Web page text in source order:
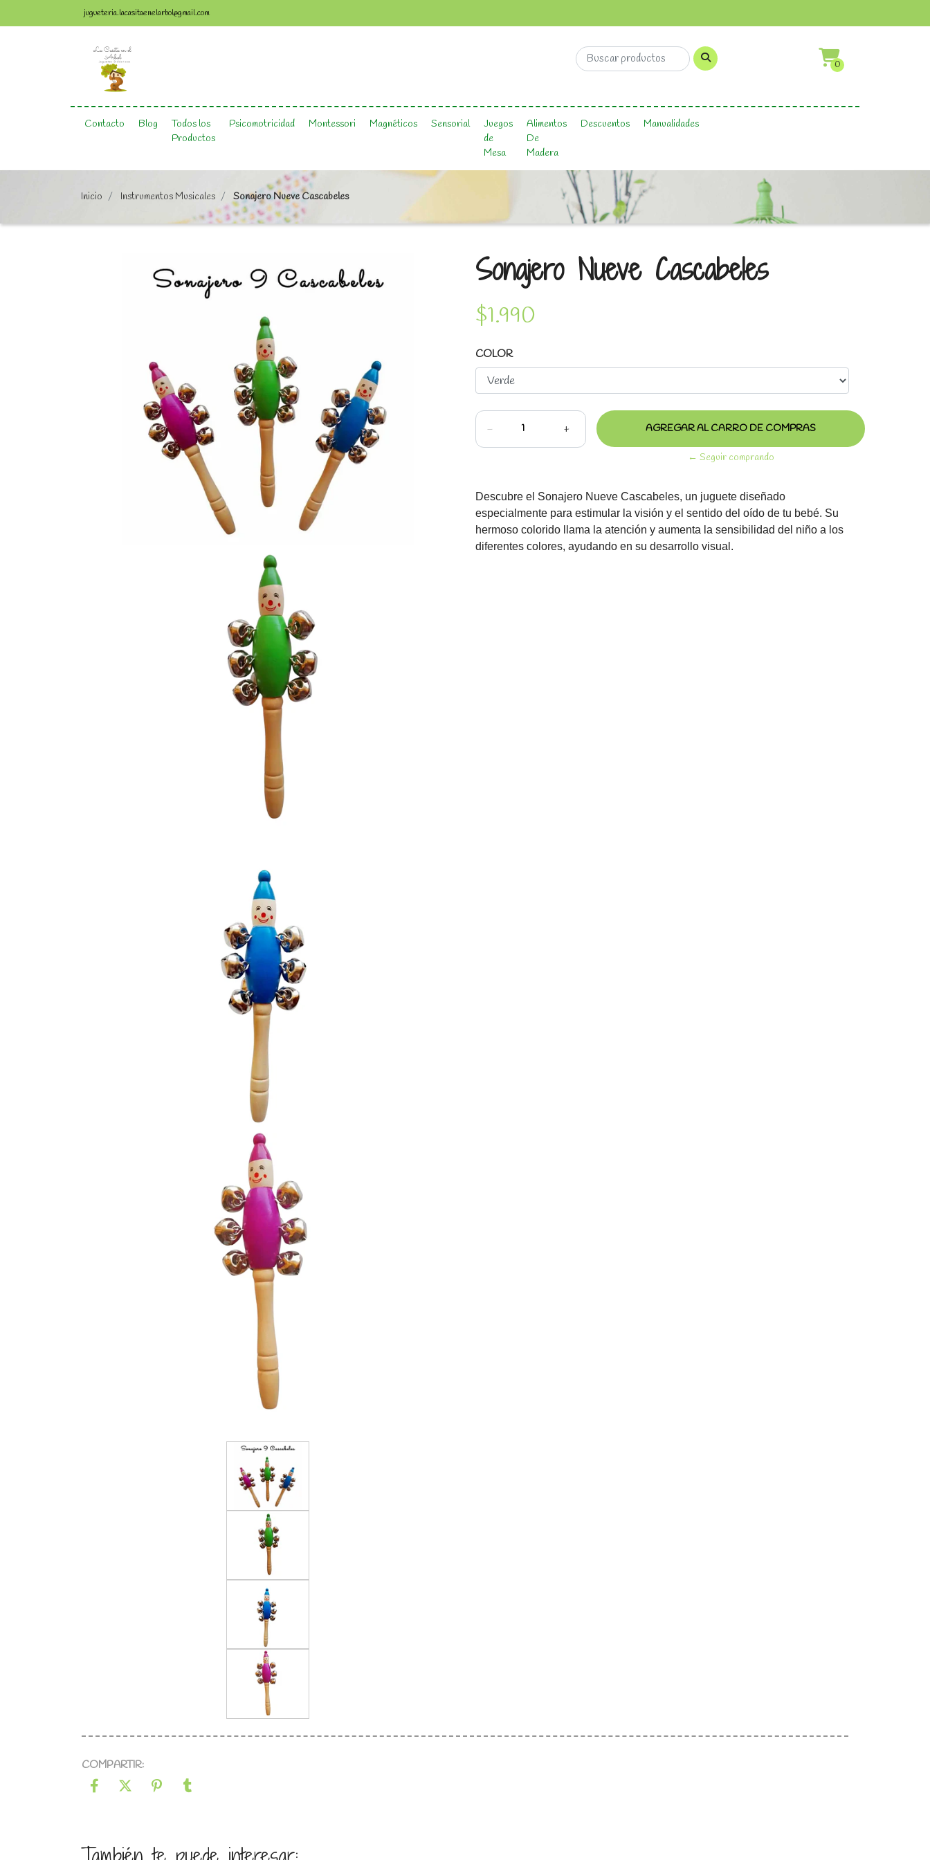
jugueteria.lacasitaenelarbol@gmail.com
0
Contacto Blog
Todos los
Productos
Psicomotricidad Montessori Magnéticos Sensorial
Juegos
de
Mesa
Alimentos
De
Madera
Descuentos Manualidades
Inicio Instrumentos Musicales Sonajero Nueve Cascabeles
Sonajero Nueve Cascabeles
$1.990
COLOR
- +
← Seguir comprando
Descubre el Sonajero Nueve Cascabeles, un juguete diseñado
especialmente para estimular la visión y el sentido del oído de tu bebé. Su
hermoso colorido llama la atención y aumenta la sensibilidad del niño a los
diferentes colores, ayudando en su desarrollo visual.
COMPARTIR: